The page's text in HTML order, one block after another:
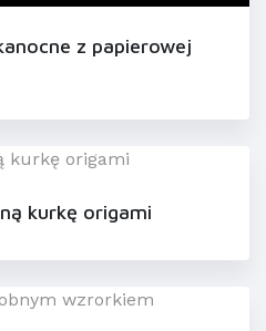
z papierowej
kurkę origami